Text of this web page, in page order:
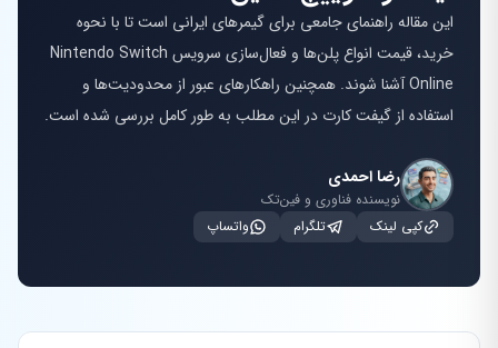
این مقاله راهنمای جامعی برای گیمرهای ایرانی است تا با نحوه
خرید، قیمت انواع پلن‌ها و فعال‌سازی سرویس Nintendo Switch
Online آشنا شوند. همچنین راهکارهای عبور از محدودیت‌ها و
استفاده از گیفت کارت در این مطلب به طور کامل بررسی شده است.
رضا احمدی
نویسنده فناوری و فین‌تک
کپی لینک
تلگرام واتساپ